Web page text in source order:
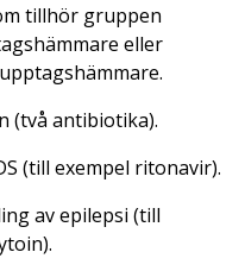
tillhör gruppen
eller
(två antibiotika).
(till exempel ritonavir).
av epilepsi (till